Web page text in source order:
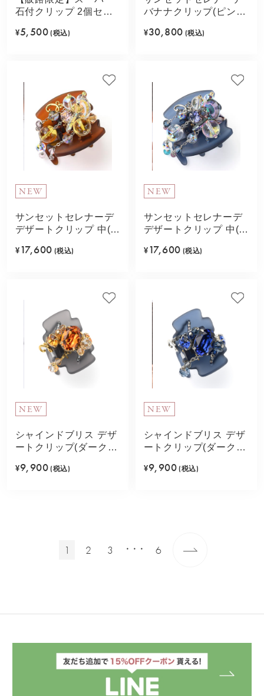
石付クリップ 2個セッ
¥5,500 (税込)
バナナクリップ(ピン
¥30,800 (税込)
NEW
サンセットセレナーデ
デザートクリップ 中(イ
¥ 17,600 (税込)
NEW
サンセットセレナーデ
デザートクリップ 中(ブ
¥ 17,600 (税込)
NEW
シャインドブリス デザ
ートクリップ(ダークオ
¥9,900 (税込)
NEW
シャインドブリス デザ
ートクリップ(ダークブ
¥9,900 (税込)
1 2 3 ・・・ 6